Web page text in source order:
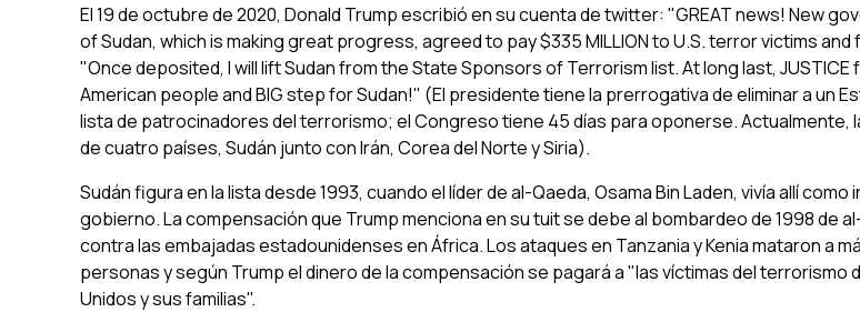
El 19 de octubre de 2020, Donald Trump escribió en su cuenta de twitter: "GREAT news! New
of Sudan, which is making great progress, agreed to pay $335 MILLION to U.S. terror victims and
"Once deposited, I will lift Sudan from the State Sponsors of Terrorism list. At long last, JUSTICE
American people and BIG step for Sudan!" (El presidente tiene la prerrogativa de eliminar a un
lista de patrocinadores del terrorismo; el Congreso tiene 45 días para oponerse. Actualmente,
de cuatro países, Sudán junto con Irán, Corea del Norte y Siria).
Sudán figura en la lista desde 1993, cuando el líder de al-Qaeda, Osama Bin Laden, vivía allí como
gobierno. La compensación que Trump menciona en su tuit se debe al bombardeo de 1998 de
contra las embajadas estadounidenses en África. Los ataques en Tanzania y Kenia mataron a
personas y según Trump el dinero de la compensación se pagará a "las víctimas del terrorismo
Unidos y sus familias".